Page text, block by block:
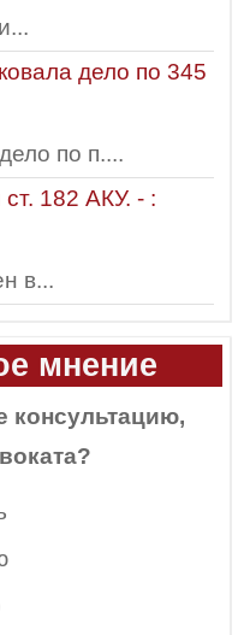
дело по 345
по п....
182 АКУ. - :
в...
мнение
консультацию,